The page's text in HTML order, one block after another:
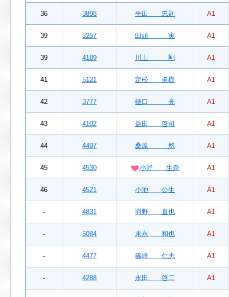
36 3898 平田 忠則 A1
39 3257 田頭 実 A1
39 4189 川上 剛 A1
41 5121 定松 勇樹 A1
42 3777 樋口 亮 A1
43 4102 益田 啓司 A1
44 4497 桑原 悠 A1
45 4530 小野 生奈 A1
46 4521 小池 公生 A1
- 4831 羽野 直也 A1
- 5084 末永 和也 A1
- 4477 篠崎 仁志 A1
- 4288 永田 啓二 A1